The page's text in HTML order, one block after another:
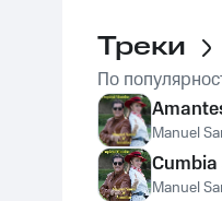
Треки
По
Manuel
Manuel